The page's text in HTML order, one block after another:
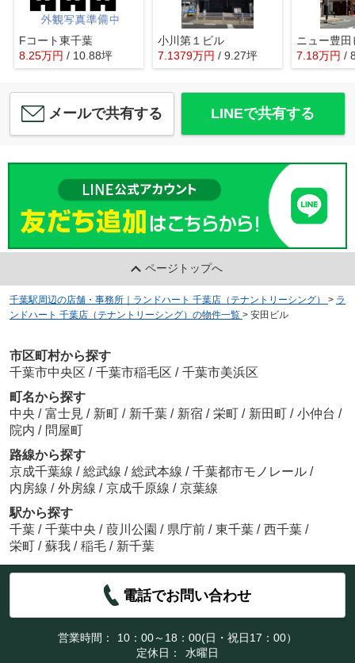
Fコート東千葉
8.25万円 / 10.88坪
小川第１ビル
7.1379万円 / 9.27坪
ニュー豊田
7.18万円 /
メールで共有する LINEで共有する
ページトップへ
千葉駅周辺の店舗・事務所｜ランドハート 千葉店（テナントリーシング） > ラ
ンドハート 千葉店（テナントリーシング）の物件一覧 > 安田ビル
市区町村から探す
千葉市中央区 / 千葉市稲毛区 / 千葉市美浜区
町名から探す
中央 / 富士見 / 新町 / 新千葉 / 新宿 / 栄町 / 新田町 / 小仲台 /
院内 / 問屋町
路線から探す
京成千葉線 / 総武線 / 総武本線 / 千葉都市モノレール /
内房線 / 外房線 / 京成千原線 / 京葉線
駅から探す
千葉 / 千葉中央 / 葭川公園 / 県庁前 / 東千葉 / 西千葉 /
栄町 / 蘇我 / 稲毛 / 新千葉
電話でお問い合わせ
営業時間：
10：00～18：00(日・祝日17：00）
定休日：
水曜日